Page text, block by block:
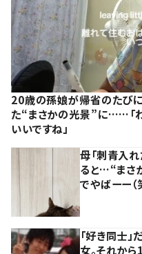
20歳の孫娘が帰省のたび
た“まさかの光景”に……「わ
いいですね」
母「刺青入れ
ると…“まさ
でやばーー（笑
「好き同士
女。それか